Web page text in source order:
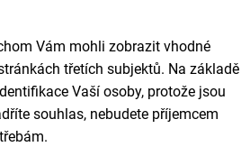
Vám mohli zobrazit vhodné
třetích subjektů. Na základě
Vaší osoby, protože jsou
souhlas, nebudete příjemcem